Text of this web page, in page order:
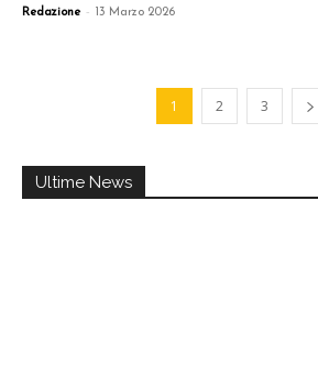
Redazione - 13 Marzo 2026
1 2 3
Ultime News